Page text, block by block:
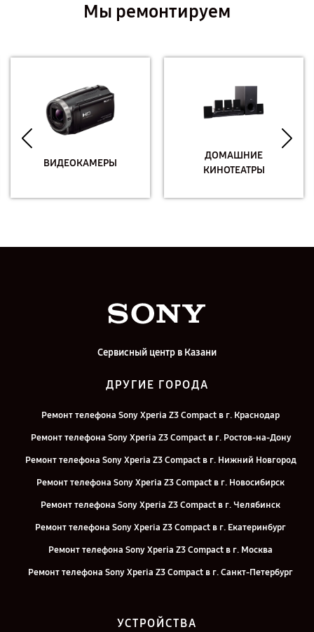
Мы ремонтируем
ВИДЕОКАМЕРЫ
ДОМАШНИЕ
КИНОТЕАТРЫ
Сервисный центр в Казани
ДРУГИЕ ГОРОДА
Ремонт телефона Sony Xperia Z3 Compact в г. Краснодар
Ремонт телефона Sony Xperia Z3 Compact в г. Ростов-на-Дону
Ремонт телефона Sony Xperia Z3 Compact в г. Нижний Новгород
Ремонт телефона Sony Xperia Z3 Compact в г. Новосибирск
Ремонт телефона Sony Xperia Z3 Compact в г. Челябинск
Ремонт телефона Sony Xperia Z3 Compact в г. Екатеринбург
Ремонт телефона Sony Xperia Z3 Compact в г. Москва
Ремонт телефона Sony Xperia Z3 Compact в г. Санкт-Петербург
УСТРОЙСТВА